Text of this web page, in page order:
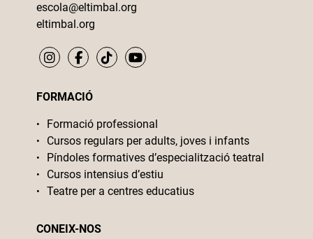
escola@eltimbal.org
eltimbal.org
FORMACIÓ
Formació professional
Cursos regulars per adults, joves i infants
Píndoles formatives d’especialització teatral
Cursos intensius d’estiu
Teatre per a centres educatius
CONEIX-NOS